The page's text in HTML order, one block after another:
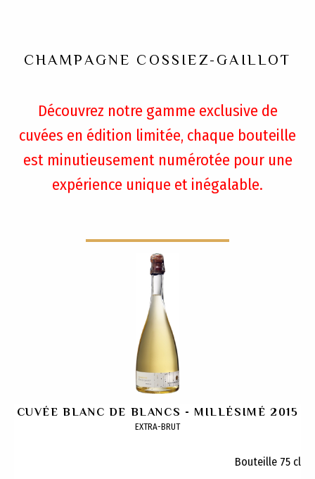
CHAMPAGNE COSSIEZ-GAILLOT
Découvrez notre gamme exclusive de
cuvées en édition limitée, chaque bouteille
est minutieusement numérotée pour une
expérience unique et inégalable.
CUVÉE BLANC DE BLANCS - MILLÉSIMÉ 2015
EXTRA-BRUT
Bouteille 75 cl